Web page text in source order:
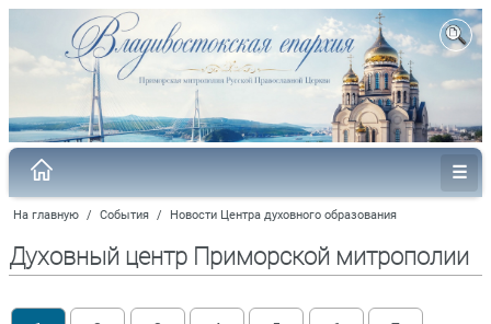
На главную / События / Новости Центра духовного образования
Духовный центр Приморской митрополии